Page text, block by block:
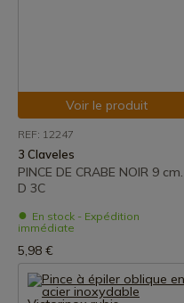
Voir le produit
REF: 12247
3 Claveles
PINCE DE CRABE NOIR 9 cm.
D 3C
En stock - Expédition
immédiate
5,98 €